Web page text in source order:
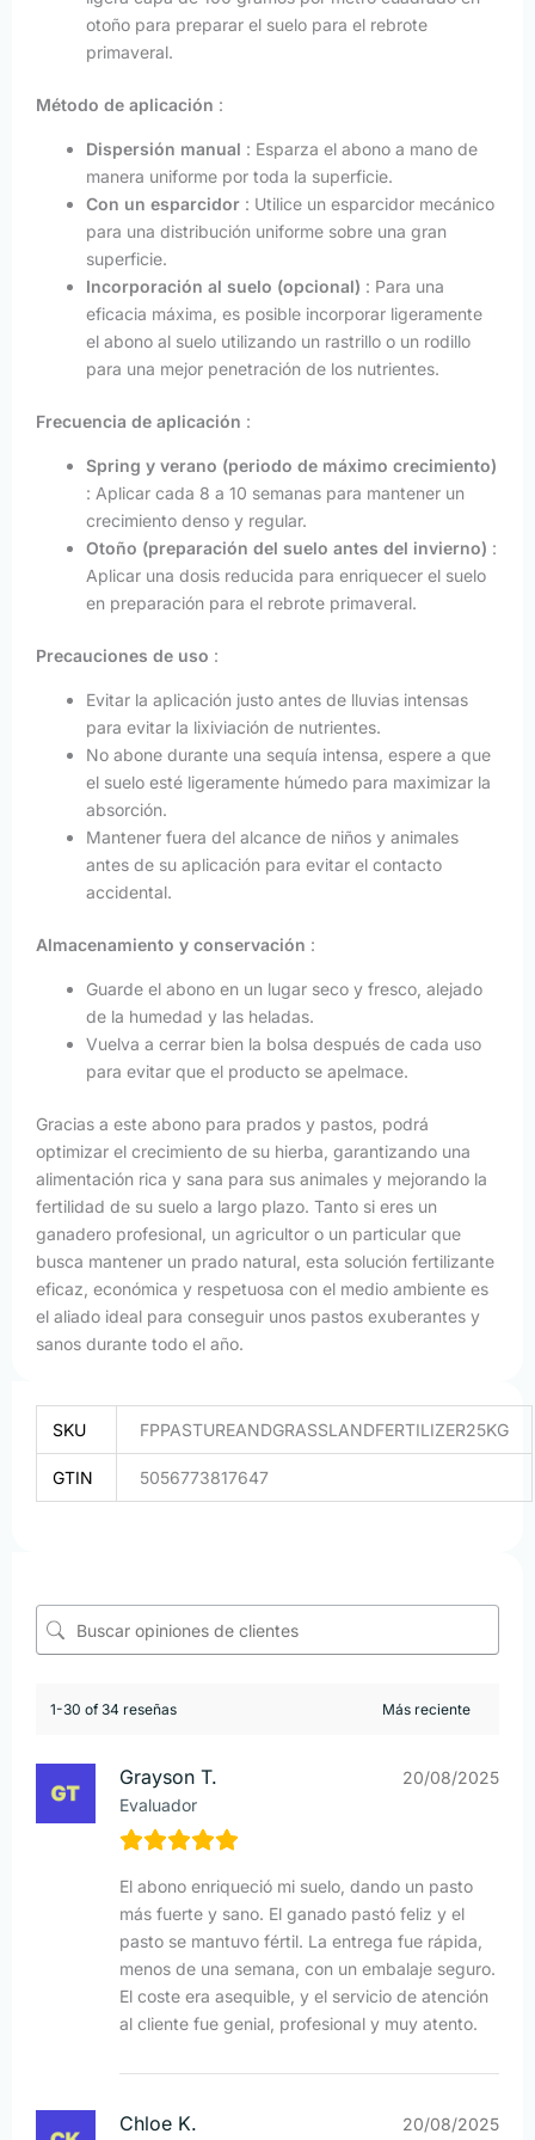
otoño para preparar el suelo para el rebrote
primaveral.
Método de aplicación :
Dispersión manual : Esparza el abono a mano de
manera uniforme por toda la superficie.
Con un esparcidor : Utilice un esparcidor mecánico
para una distribución uniforme sobre una gran
superficie.
Incorporación al suelo (opcional) : Para una
eficacia máxima, es posible incorporar ligeramente
el abono al suelo utilizando un rastrillo o un rodillo
para una mejor penetración de los nutrientes.
Frecuencia de aplicación :
Spring y verano (periodo de máximo crecimiento)
: Aplicar cada 8 a 10 semanas para mantener un
crecimiento denso y regular.
Otoño (preparación del suelo antes del invierno) :
Aplicar una dosis reducida para enriquecer el suelo
en preparación para el rebrote primaveral.
Precauciones de uso :
Evitar la aplicación justo antes de lluvias intensas
para evitar la lixiviación de nutrientes.
No abone durante una sequía intensa, espere a que
el suelo esté ligeramente húmedo para maximizar la
absorción.
Mantener fuera del alcance de niños y animales
antes de su aplicación para evitar el contacto
accidental.
Almacenamiento y conservación :
Guarde el abono en un lugar seco y fresco, alejado
de la humedad y las heladas.
Vuelva a cerrar bien la bolsa después de cada uso
para evitar que el producto se apelmace.
Gracias a este abono para prados y pastos, podrá
optimizar el crecimiento de su hierba, garantizando una
alimentación rica y sana para sus animales y mejorando la
fertilidad de su suelo a largo plazo. Tanto si eres un
ganadero profesional, un agricultor o un particular que
busca mantener un prado natural, esta solución fertilizante
eficaz, económica y respetuosa con el medio ambiente es
el aliado ideal para conseguir unos pastos exuberantes y
sanos durante todo el año.
SKU FPPASTUREANDGRASSLANDFERTILIZER25KG
GTIN 5056773817647
1-30 of 34 reseñas
Grayson T.
Evaluador
20/08/2025
El abono enriqueció mi suelo, dando un pasto
más fuerte y sano. El ganado pastó feliz y el
pasto se mantuvo fértil. La entrega fue rápida,
menos de una semana, con un embalaje seguro.
El coste era asequible, y el servicio de atención
al cliente fue genial, profesional y muy atento.
Chloe K. 20/08/2025